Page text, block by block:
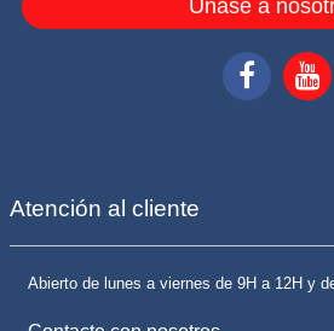
Únase a
Atención al cliente
Abierto de lunes a viernes de 9H a 12H y